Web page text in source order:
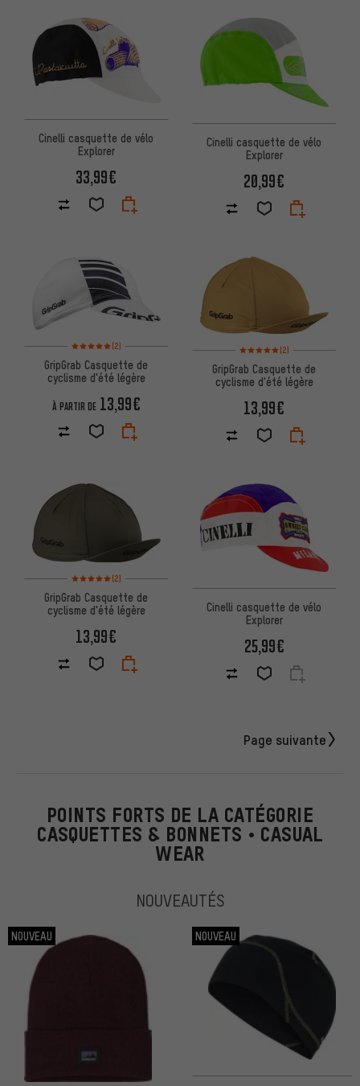
Cinelli casquette de vélo
Explorer
33,99€
Cinelli casquette de vélo
Explorer
20,99€
Note moyenne : 5 sur 5 d'après 2 avis
(2)
GripGrab Casquette de
cyclisme d'été légère
À PARTIR DE 13,99€
Note moyenne : 5 sur 5
(2)
GripGrab Casquette de
cyclisme d'été légère
13,99€
Note moyenne : 5 sur 5 d'après 2 avis
(2)
GripGrab Casquette de
cyclisme d'été légère
13,99€
Cinelli casquette de vélo
Explorer
25,99€
Page suivante
POINTS FORTS DE LA CATÉGORIE
CASQUETTES & BONNETS • CASUAL
WEAR
NOUVEAUTÉS
NOUVEAU NOUVEAU